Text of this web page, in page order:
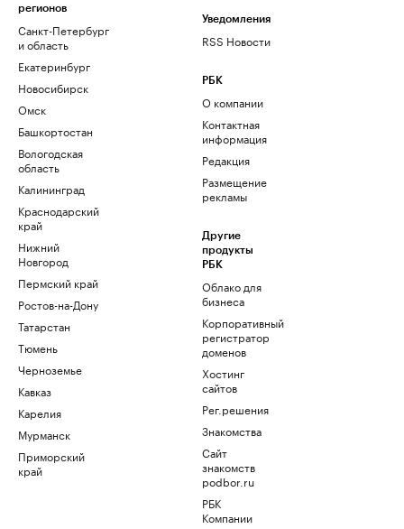
регионов
Санкт-Петербург
и область
Екатеринбург
Новосибирск
Омск
Башкортостан
Вологодская
область
Калининград
Краснодарский
край
Нижний
Новгород
Пермский край
Ростов-на-Дону
Татарстан
Тюмень
Черноземье
Кавказ
Карелия
Мурманск
Приморский
край
Уведомления
RSS Новости
РБК
О компании
Контактная
информация
Редакция
Размещение
рекламы
Другие
продукты
РБК
Облако для
бизнеса
Корпоративный
регистратор
доменов
Хостинг
сайтов
Рег.решения
Знакомства
Сайт
знакомств
podbor.ru
РБК
Компании